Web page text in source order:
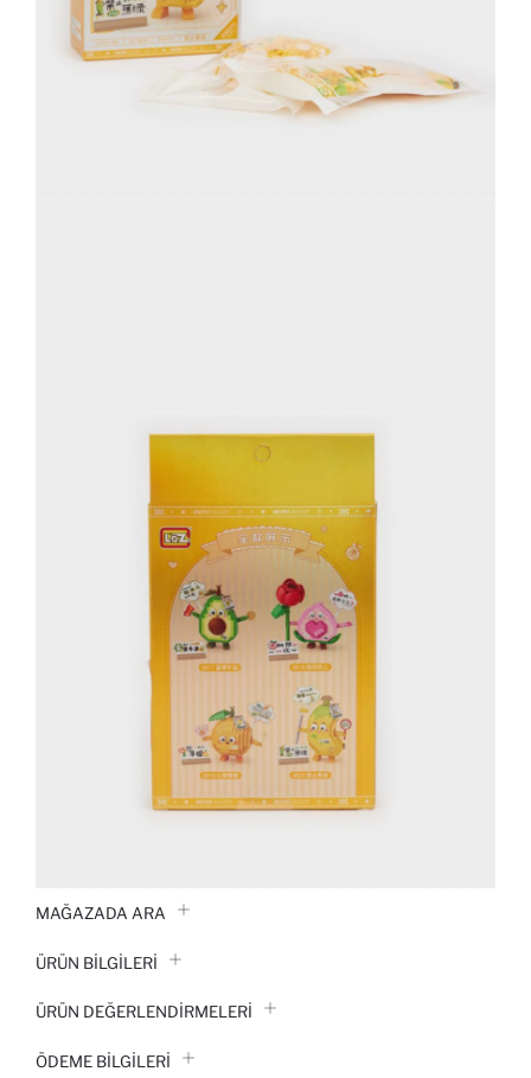
MAĞAZADA ARA
ÜRÜN BILGILERI
ÜRÜN DEĞERLENDİRMELERİ
ÖDEME BİLGİLERİ